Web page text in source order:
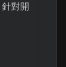
對開